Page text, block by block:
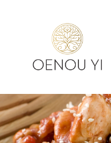
ΟΙΝΟΠΟΙΕΙΟ
ΠΡΟΪΟΝΤΑ